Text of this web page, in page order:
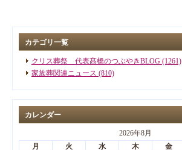
カテゴリ一覧
クリス葬祭 代表髙橋のつぶやきBLOG (1261)
家族葬関連ニュース (810)
カレンダー
2026年8月
月
火 水 木 金